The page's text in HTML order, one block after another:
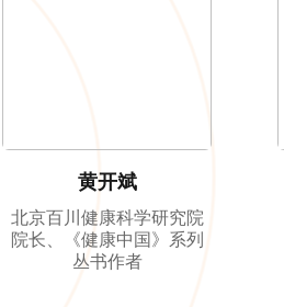
黄开斌
北京百川健康科学研究院
院长、《健康中国》系列
丛书作者